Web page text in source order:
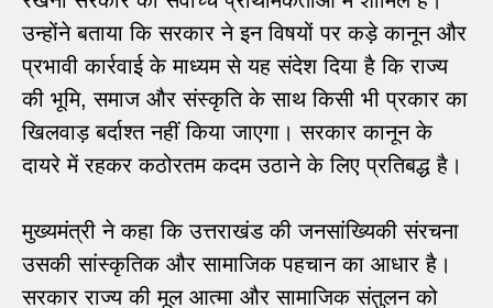
उन्होंने बताया कि सरकार ने इन विषयों पर कड़े कानून और
प्रभावी कार्रवाई के माध्यम से यह संदेश दिया है कि राज्य
की भूमि, समाज और संस्कृति के साथ किसी भी प्रकार का
खिलवाड़ बर्दाश्त नहीं किया जाएगा। सरकार कानून के
दायरे में रहकर कठोरतम कदम उठाने के लिए प्रतिबद्ध है।
मुख्यमंत्री ने कहा कि उत्तराखंड की जनसांख्यिकी संरचना
उसकी सांस्कृतिक और सामाजिक पहचान का आधार है।
सरकार राज्य की मूल आत्मा और सामाजिक संतुलन को